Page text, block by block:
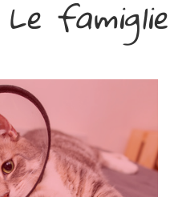
Le